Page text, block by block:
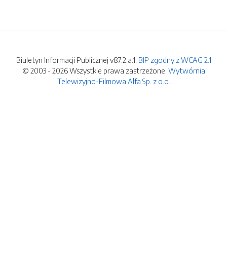
Biuletyn Informacji Publicznej v87.2.a.1. BIP zgodny z WCAG 2.1
© 2003 - 2026 Wszystkie prawa zastrzeżone. Wytwórnia
Telewizyjno-Filmowa Alfa Sp. z o.o.